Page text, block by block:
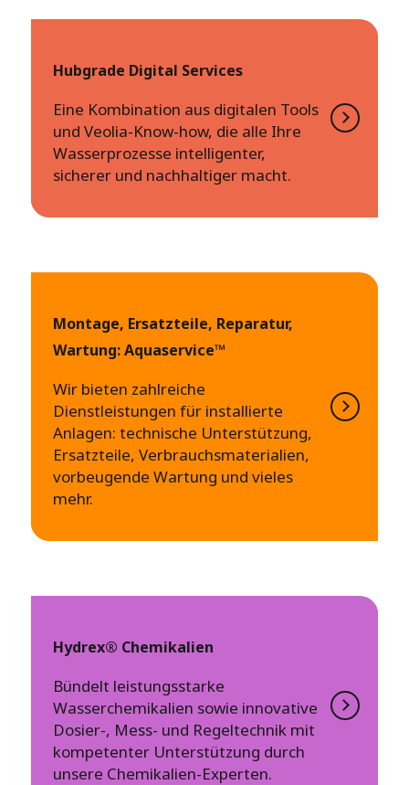
Hubgrade Digital Services
Eine Kombination aus digitalen Tools
und Veolia-Know-how, die alle Ihre
Wasserprozesse intelligenter,
sicherer und nachhaltiger macht.
Montage, Ersatzteile, Reparatur,
Wartung: Aquaservice™
Wir bieten zahlreiche
Dienstleistungen für installierte
Anlagen: technische Unterstützung,
Ersatzteile, Verbrauchsmaterialien,
vorbeugende Wartung und vieles
mehr.
Hydrex® Chemikalien
Bündelt leistungsstarke
Wasserchemikalien sowie innovative
Dosier-, Mess- und Regeltechnik mit
kompetenter Unterstützung durch
unsere Chemikalien-Experten.